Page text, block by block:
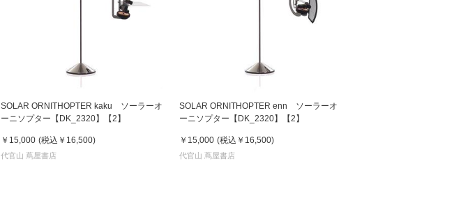
SOLAR ORNITHOPTER kaku ソーラーオ
ーニソプター【DK_2320】【2】
￥15,000 (税込 ￥16,500)
代官山 蔦屋書店
SOLAR ORNITHOPTER enn ソーラーオ
ーニソプター【DK_2320】【2】
￥15,000 (税込 ￥16,500)
代官山 蔦屋書店